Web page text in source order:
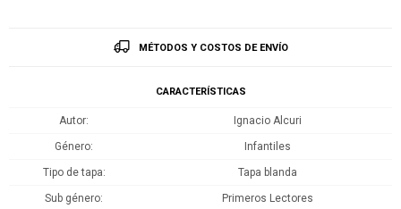
MÉTODOS Y COSTOS DE ENVÍO
CARACTERÍSTICAS
Autor Ignacio Alcuri
Género Infantiles
Tipo de tapa Tapa blanda
Sub género Primeros Lectores